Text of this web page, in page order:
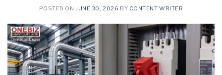
POSTED ON JUNE 30, 2026 BY CONTENT WRITER